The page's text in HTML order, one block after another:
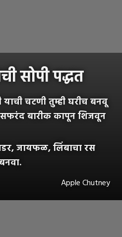
सोपी पद्धत
चटणी तुम्ही घरीच बनवू
सफरंद बारीक कापून शिजवून
जायफळ, लिंबाचा रस
Apple Chutney